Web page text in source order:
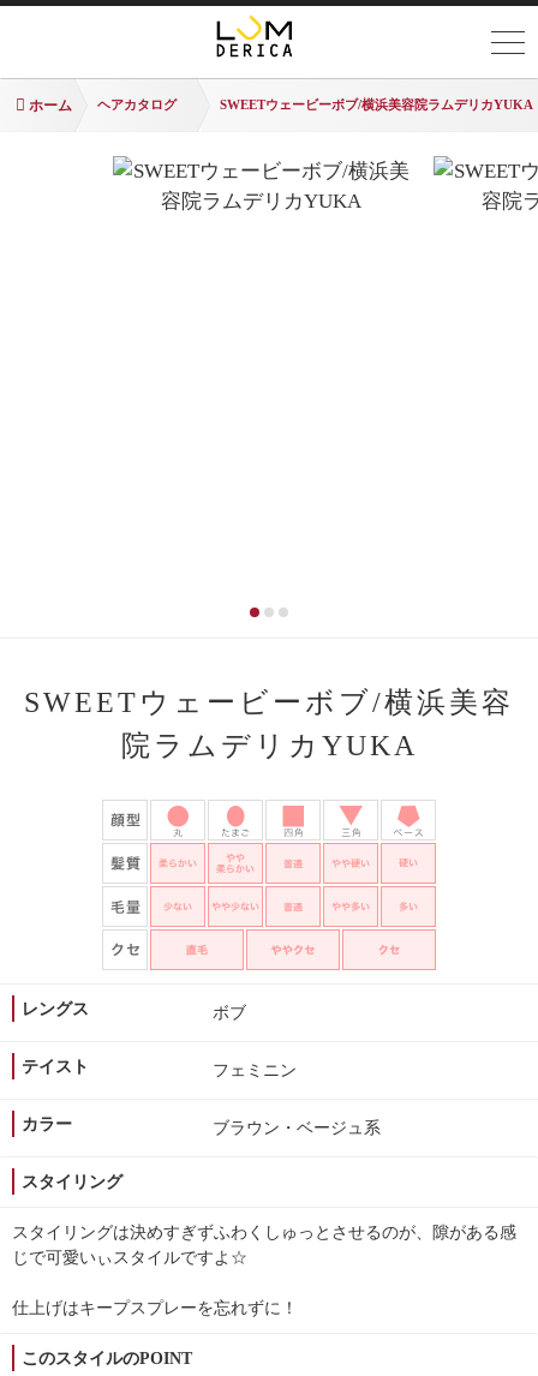
ホーム ヘアカタログ SWEETウェービーボブ/横浜美容院ラムデリカYUKA
SWEETウェービーボブ/横浜美容
院ラムデリカYUKA
レングス ボブ
テイスト フェミニン
カラー ブラウン・ベージュ系
スタイリング
スタイリングは決めすぎずふわくしゅっとさせるのが、隙がある感
じで可愛いぃスタイルですよ☆
仕上げはキープスプレーを忘れずに！
このスタイルのPOINT